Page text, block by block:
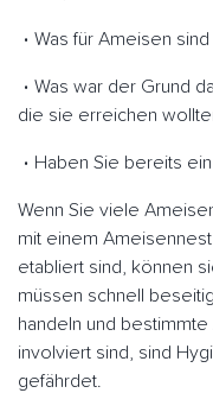
Was für Ameisen sind
Was war der Grund
die sie erreichen
Haben Sie bereits
Wenn Sie viele
mit einem
etabliert sind, können
müssen schnell
handeln und
involviert sind, sind
gefährdet.